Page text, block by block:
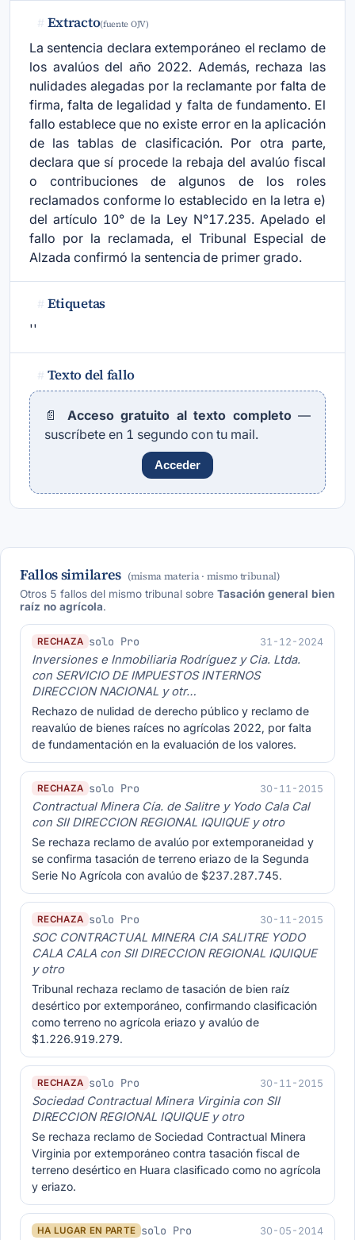
# Extracto(fuente OJV)
La sentencia declara extemporáneo el reclamo de
los avalúos del año 2022. Además, rechaza las
nulidades alegadas por la reclamante por falta de
firma, falta de legalidad y falta de fundamento. El
fallo establece que no existe error en la aplicación
de las tablas de clasificación. Por otra parte,
declara que sí procede la rebaja del avalúo fiscal
o contribuciones de algunos de los roles
reclamados conforme lo establecido en la letra e)
del artículo 10° de la Ley N°17.235. Apelado el
fallo por la reclamada, el Tribunal Especial de
Alzada confirmó la sentencia de primer grado.
# Etiquetas
''
# Texto del fallo
📄 Acceso gratuito al texto completo—
suscríbete en 1 segundo con tu mail.
Acceder
Fallos similares (misma materia · mismo tribunal)
Otros 5 fallos del mismo tribunal sobre Tasación general bien
raíz no agrícola.
RECHAZA solo Pro 31-12-2024
Inversiones e Inmobiliaria Rodríguez y Cia. Ltda.
con SERVICIO DE IMPUESTOS INTERNOS
DIRECCION NACIONAL y otr…
Rechazo de nulidad de derecho público y reclamo de
reavalúo de bienes raíces no agrícolas 2022, por falta
de fundamentación en la evaluación de los valores.
RECHAZA solo Pro 30-11-2015
Contractual Minera Cía. de Salitre y Yodo Cala Cal
con SII DIRECCION REGIONAL IQUIQUE y otro
Se rechaza reclamo de avalúo por extemporaneidad y
se confirma tasación de terreno eriazo de la Segunda
Serie No Agrícola con avalúo de $237.287.745.
RECHAZA solo Pro 30-11-2015
SOC CONTRACTUAL MINERA CIA SALITRE YODO
CALA CALA con SII DIRECCION REGIONAL IQUIQUE
y otro
Tribunal rechaza reclamo de tasación de bien raíz
desértico por extemporáneo, confirmando clasificación
como terreno no agrícola eriazo y avalúo de
$1.226.919.279.
RECHAZA solo Pro 30-11-2015
Sociedad Contractual Minera Virginia con SII
DIRECCION REGIONAL IQUIQUE y otro
Se rechaza reclamo de Sociedad Contractual Minera
Virginia por extemporáneo contra tasación fiscal de
terreno desértico en Huara clasificado como no agrícola
y eriazo.
HA LUGAR EN PARTE solo Pro 30-05-2014